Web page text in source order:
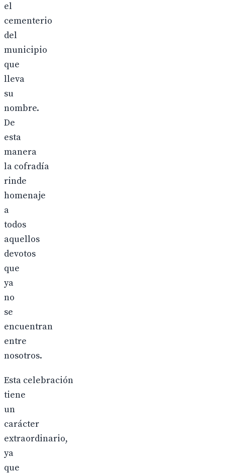
el
cementerio
del
municipio
que
lleva
su
nombre.
De
esta
manera
la cofradía
rinde
homenaje
a
todos
aquellos
devotos
que
ya
no
se
encuentran
entre
nosotros.
Esta celebración
tiene
un
carácter
extraordinario,
ya
que